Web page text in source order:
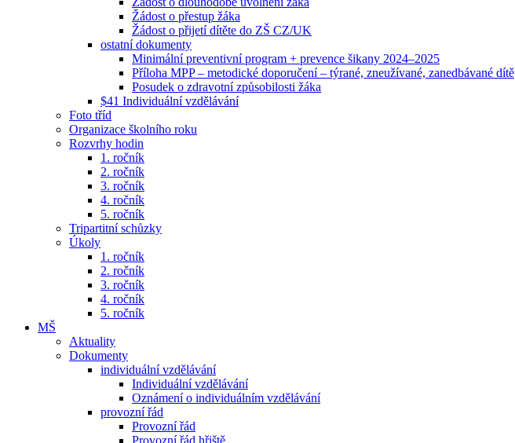
Žádost o přestup žáka
Žádost o přijetí dítěte do ZŠ CZ/UK
ostatní dokumenty
Minimální preventivní program + prevence šikany 2024–2025
Příloha MPP – metodické doporučení – týrané, zneužívané, zanedbávané dítě
Posudek o zdravotní způsobilosti žáka
$41 Individuální vzdělávání
Foto tříd
Organizace školního roku
Rozvrhy hodin
1. ročník
2. ročník
3. ročník
4. ročník
5. ročník
Tripartitní schůzky
Úkoly
1. ročník
2. ročník
3. ročník
4. ročník
5. ročník
MŠ
Aktuality
Dokumenty
individuální vzdělávání
Individuální vzdělávání
Oznámení o individuálním vzdělávání
provozní řád
Provozní řád
Provozní řád hřiště